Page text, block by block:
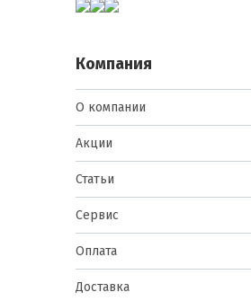
Компания
О компании
Акции
Статьи
Сервис
Оплата
Доставка